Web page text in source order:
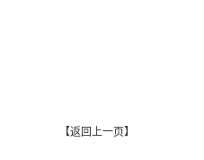
【返回上一页】